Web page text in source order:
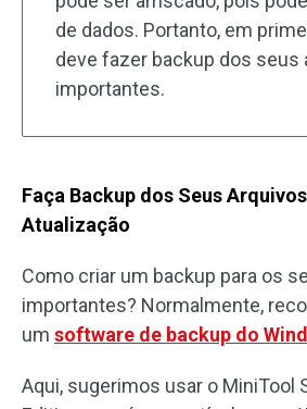
de dados. Portanto, em
deve fazer backup dos seus
importantes.
Faça Backup dos Seus
Atualização
Como criar um backup para os
importantes? Normalmente,
um software de backup do
Aqui, sugerimos usar o MiniTool